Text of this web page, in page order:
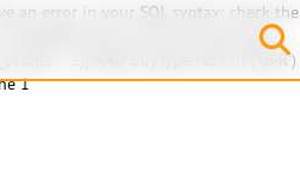
an error in your SQL syntax; check the
MariaDB server version for the right
= 1)) AND buyType NOT IN ('OFR')
1